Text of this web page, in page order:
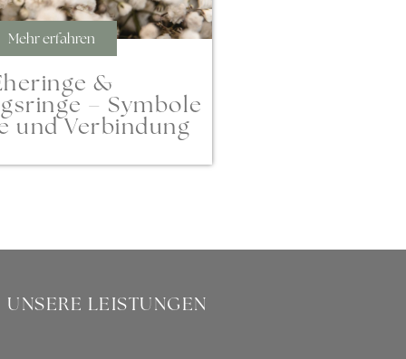
Mehr erfahren
&
– Symbole
und Verbindung
UNSERE LEISTUNGEN